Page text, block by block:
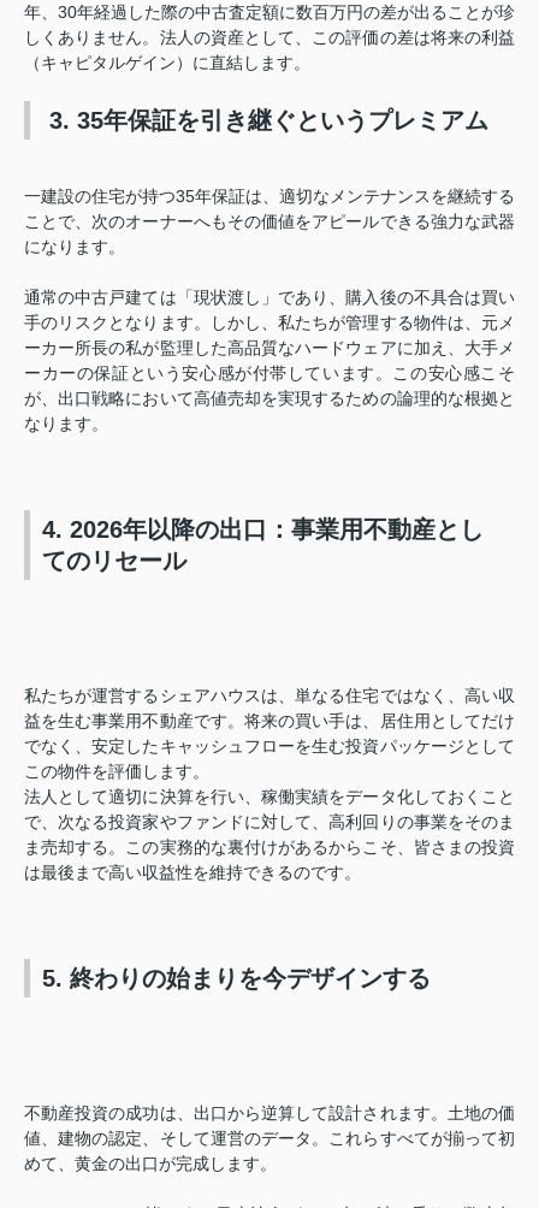
年、30年経過した際の中古査定額に数百万円の差が出ることが珍
しくありません。法人の資産として、この評価の差は将来の利益
（キャピタルゲイン）に直結します。
3. 35年保証を引き継ぐというプレミアム
一建設の住宅が持つ35年保証は、適切なメンテナンスを継続する
ことで、次のオーナーへもその価値をアピールできる強力な武器
になります。
通常の中古戸建ては「現状渡し」であり、購入後の不具合は買い
手のリスクとなります。しかし、私たちが管理する物件は、元メ
ーカー所長の私が監理した高品質なハードウェアに加え、大手メ
ーカーの保証という安心感が付帯しています。この安心感こそ
が、出口戦略において高値売却を実現するための論理的な根拠と
なります。
4. 2026年以降の出口：事業用不動産とし
てのリセール
私たちが運営するシェアハウスは、単なる住宅ではなく、高い収
益を生む事業用不動産です。将来の買い手は、居住用としてだけ
でなく、安定したキャッシュフローを生む投資パッケージとして
この物件を評価します。
法人として適切に決算を行い、稼働実績をデータ化しておくこと
で、次なる投資家やファンドに対して、高利回りの事業をそのま
ま売却する。この実務的な裏付けがあるからこそ、皆さまの投資
は最後まで高い収益性を維持できるのです。
5. 終わりの始まりを今デザインする
不動産投資の成功は、出口から逆算して設計されます。土地の価
値、建物の認定、そして運営のデータ。これらすべてが揃って初
めて、黄金の出口が完成します。